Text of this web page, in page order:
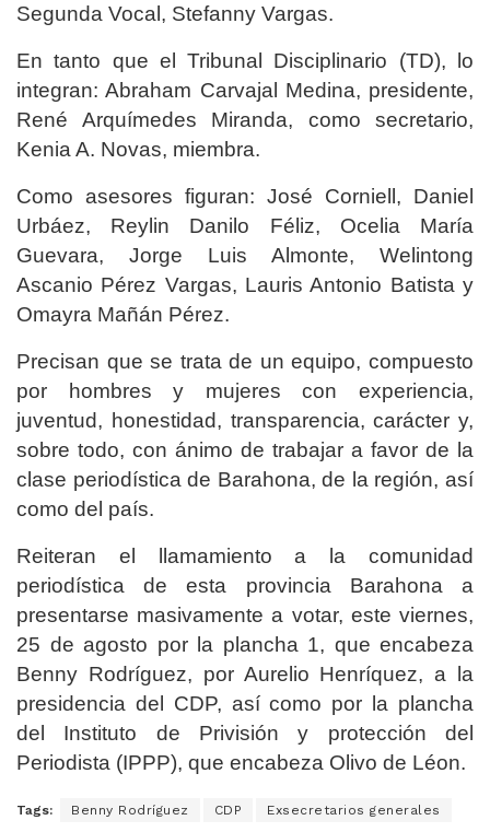
Segunda Vocal, Stefanny Vargas.
En tanto que el Tribunal Disciplinario (TD), lo
integran: Abraham Carvajal Medina, presidente,
René Arquímedes Miranda, como secretario,
Kenia A. Novas, miembra.
Como asesores figuran: José Corniell, Daniel
Urbáez, Reylin Danilo Féliz, Ocelia María
Guevara, Jorge Luis Almonte, Welintong
Ascanio Pérez Vargas, Lauris Antonio Batista y
Omayra Mañán Pérez.
Precisan que se trata de un equipo, compuesto
por hombres y mujeres con experiencia,
juventud, honestidad, transparencia, carácter y,
sobre todo, con ánimo de trabajar a favor de la
clase periodística de Barahona, de la región, así
como del país.
Reiteran el llamamiento a la comunidad
periodística de esta provincia Barahona a
presentarse masivamente a votar, este viernes,
25 de agosto por la plancha 1, que encabeza
Benny Rodríguez, por Aurelio Henríquez, a la
presidencia del CDP, así como por la plancha
del Instituto de Privisión y protección del
Periodista (IPPP), que encabeza Olivo de Léon.
Tags: Benny Rodríguez CDP Exsecretarios generales